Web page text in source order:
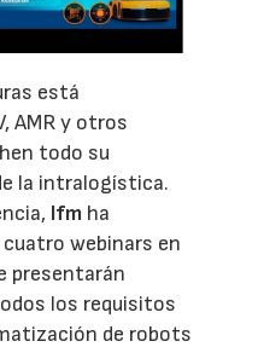
está
AMR y otros
todo su
la intralogística.
Ifm ha
webinars en
presentarán
los requisitos
de robots